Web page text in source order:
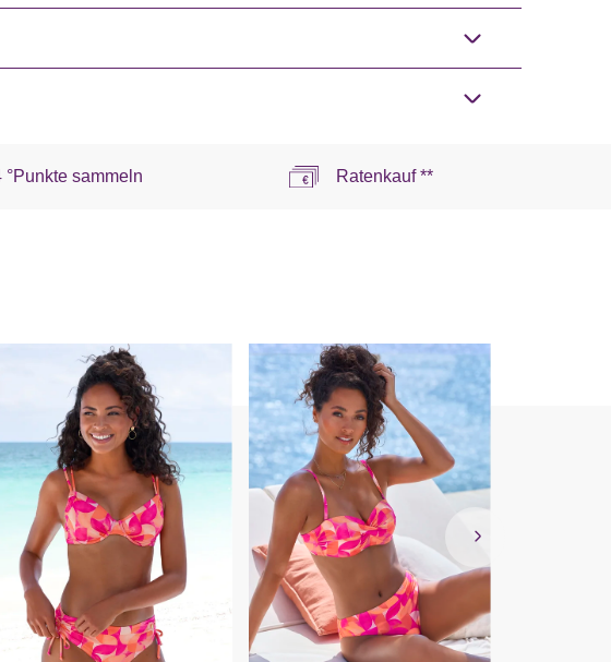
°Punkte sammeln Ratenkauf **